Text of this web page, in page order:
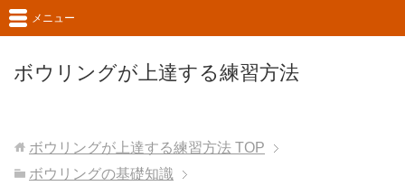
ボウリングが上達する練習方法
メニュー
ボウリングが上達する練習方法 TOP
ボウリングの基礎知識